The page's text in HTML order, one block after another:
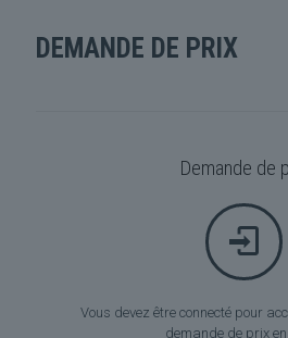
DEMANDE DE PRIX
Demande de
Vous devez être connecté pour
demande de prix en